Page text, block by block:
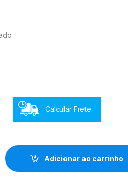
Calcular Frete
Larga 250 ml Brand quantidade
Adicionar ao carrinho